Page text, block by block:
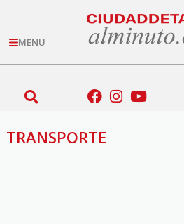
MENU
TRANSPORTE